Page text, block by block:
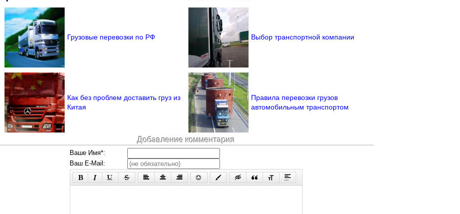
Грузовые перевозки по РФ Выбор транспортной компании
Как без проблем доставить груз из
Китая
Правила перевозки грузов
автомобильным транспортом
Добавление комментария
Ваше Имя*:
Ваш E-Mail: